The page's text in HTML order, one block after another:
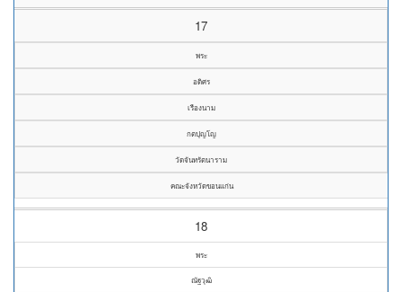
17
พระ
อดิศร
เรืองนาม
กตปุญโญ
วัดจันทรัตนาราม
คณะจังหวัดขอนแก่น
18
พระ
ณัฐวุฒิ